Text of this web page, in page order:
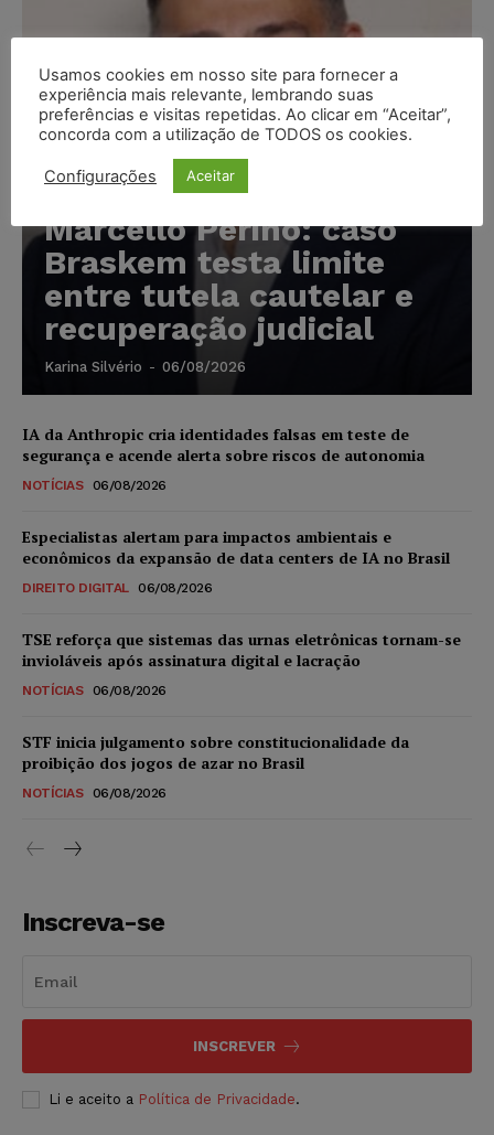
Marcello Perino: caso
Braskem testa limite
entre tutela cautelar e
recuperação judicial
Karina Silvério - 06/08/2026
IA da Anthropic cria identidades falsas em teste de
segurança e acende alerta sobre riscos de autonomia
NOTÍCIAS 06/08/2026
Especialistas alertam para impactos ambientais e
econômicos da expansão de data centers de IA no Brasil
DIREITO DIGITAL 06/08/2026
TSE reforça que sistemas das urnas eletrônicas tornam-se
invioláveis após assinatura digital e lacração
NOTÍCIAS 06/08/2026
STF inicia julgamento sobre constitucionalidade da
proibição dos jogos de azar no Brasil
NOTÍCIAS 06/08/2026
Inscreva-se
INSCREVER
Li e aceito a Política de Privacidade.
Usamos cookies em nosso site para fornecer a
experiência mais relevante, lembrando suas
preferências e visitas repetidas. Ao clicar em “Aceitar”,
concorda com a utilização de TODOS os cookies.
Configurações Aceitar